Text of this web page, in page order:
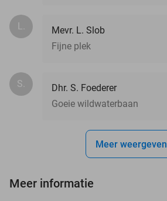
L.
Mevr. L. Slob
Fijne plek
S.
Dhr. S. Foederer
Goeie wildwaterbaan
Meer weergeven
Meer informatie